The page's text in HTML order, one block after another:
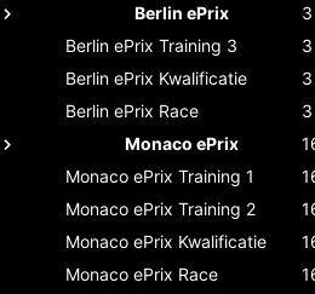
Berlin ePrix
Berlin ePrix Training 3
Berlin ePrix Kwalificatie
Berlin ePrix Race
Monaco ePrix
Monaco ePrix Training 1
Monaco ePrix Training 2
Monaco ePrix Kwalificatie
Monaco ePrix Race